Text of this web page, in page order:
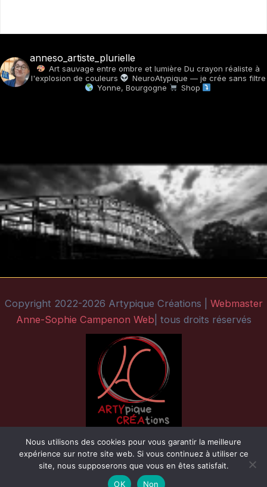
anneso_artiste_plurielle
Art sauvage entre ombre et lumière Du crayon réaliste à
l'explosion de couleurs
NeuroAtypique — je crée sans filtre
Yonne, Bourgogne
Shop
Copyright 2022-2026 Artypique Créations | Webmaster
Anne-Sophie Campenon Web | tous droits réservés
Nous utilisons des cookies pour vous garantir la meilleure
expérience sur notre site web. Si vous continuez à utiliser ce
site, nous supposerons que vous en êtes satisfait.
OK
Non